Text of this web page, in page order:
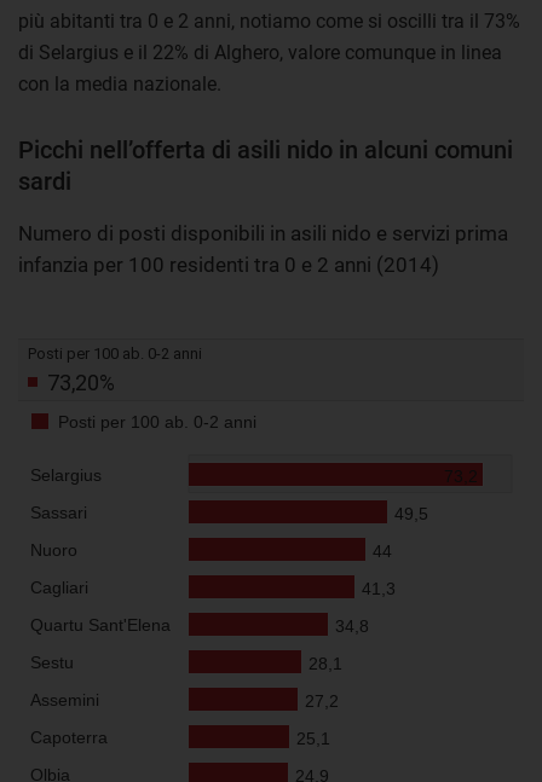
più abitanti tra 0 e 2 anni, notiamo come si oscilli tra il 73%
di Selargius e il 22% di Alghero, valore comunque in linea
con la media nazionale.
Picchi nell’offerta di asili nido in alcuni comuni
sardi
Numero di posti disponibili in asili nido e servizi prima
infanzia per 100 residenti tra 0 e 2 anni (2014)